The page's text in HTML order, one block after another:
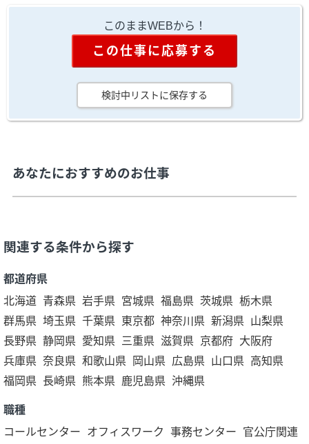
このままWEBから！
この仕事に応募する
検討中リストに保存する
あなたにおすすめのお仕事
関連する条件から探す
都道府県
北海道 青森県 岩手県 宮城県 福島県 茨城県 栃木県
群馬県 埼玉県 千葉県 東京都 神奈川県 新潟県 山梨県
長野県 静岡県 愛知県 三重県 滋賀県 京都府 大阪府
兵庫県 奈良県 和歌山県 岡山県 広島県 山口県 高知県
福岡県 長崎県 熊本県 鹿児島県 沖縄県
職種
コールセンター
オフィスワーク 事務センター 官公庁関連